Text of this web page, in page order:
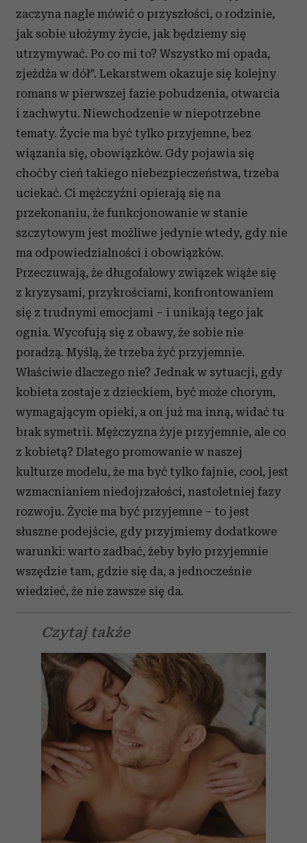
zaczyna nagle mówić o przyszłości, o rodzinie,
jak sobie ułożymy życie, jak będziemy się
utrzymywać. Po co mi to? Wszystko mi opada,
zjeżdża w dół”. Lekarstwem okazuje się kolejny
romans w pierwszej fazie pobudzenia, otwarcia
i zachwytu. Niewchodzenie w niepotrzebne
tematy. Życie ma być tylko przyjemne, bez
wiązania się, obowiązków. Gdy pojawia się
choćby cień takiego niebezpieczeństwa, trzeba
uciekać. Ci mężczyźni opierają się na
przekonaniu, że funkcjonowanie w stanie
szczytowym jest możliwe jedynie wtedy, gdy nie
ma odpowiedzialności i obowiązków.
Przeczuwają, że długofalowy związek wiąże się
z kryzysami, przykrościami, konfrontowaniem
się z trudnymi emocjami – i unikają tego jak
ognia. Wycofują się z obawy, że sobie nie
poradzą. Myślą, że trzeba żyć przyjemnie.
Właściwie dlaczego nie? Jednak w sytuacji, gdy
kobieta zostaje z dzieckiem, być może chorym,
wymagającym opieki, a on już ma inną, widać tu
brak symetrii. Mężczyzna żyje przyjemnie, ale co
z kobietą? Dlatego promowanie w naszej
kulturze modelu, że ma być tylko fajnie, cool, jest
wzmacnianiem niedojrzałości, nastoletniej fazy
rozwoju. Życie ma być przyjemne – to jest
słuszne podejście, gdy przyjmiemy dodatkowe
warunki: warto zadbać, żeby było przyjemnie
wszędzie tam, gdzie się da, a jednocześnie
wiedzieć, że nie zawsze się da.
Czytaj także